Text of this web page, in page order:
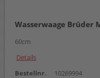
Wasserwaage Brüder
60cm
Details
Bestellnr.
10269994